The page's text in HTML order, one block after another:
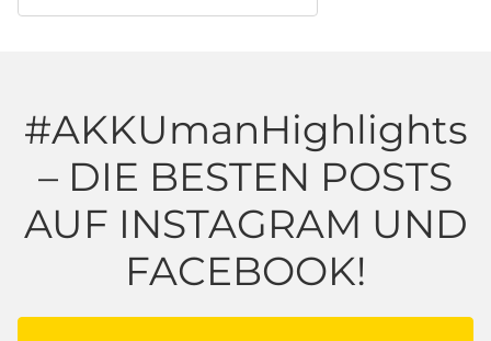
#AKKUmanHighlights
– DIE BESTEN POSTS
AUF INSTAGRAM UND
FACEBOOK!